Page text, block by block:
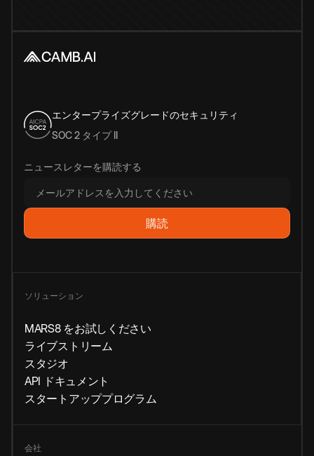
エンタープライズグレードのセキュリティ
SOC 2 タイプ II
ニュースレターを購読する
ソリューション
MARS8 をお試しください
ライブストリーム
スタジオ
API ドキュメント
スタートアッププログラム
会社